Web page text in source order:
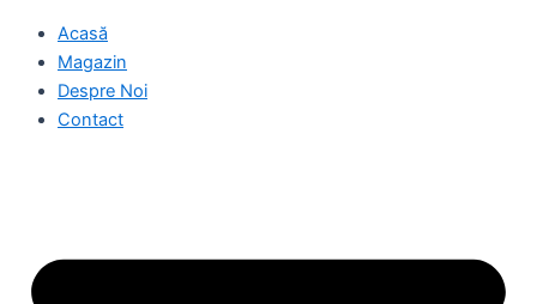
Acasă
Magazin
Despre Noi
Contact